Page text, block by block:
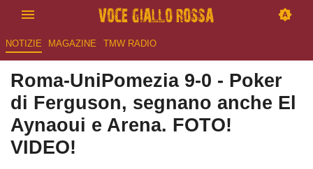
NOTIZIE MAGAZINE TMW RADIO
Roma-UniPomezia 9-0 - Poker
di Ferguson, segnano anche El
Aynaoui e Arena. FOTO!
VIDEO!